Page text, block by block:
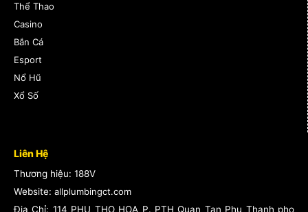
Thể Thao
Casino
Bắn Cá
Esport
Nổ Hũ
Xổ Số
Liên Hệ
Thương hiệu: 188V
Website: allplumbingct.com
Địa Chỉ: 114 PHU THO HOA P. PTH Quan Tan Phu Thanh pho